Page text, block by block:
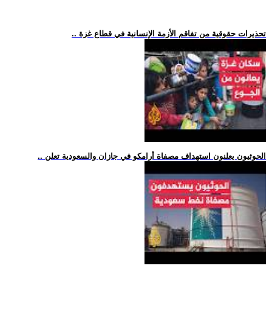
.. تحذيرات حقوقية من تفاقم الأزمة الإنسانية في قطاع غزة
.. الحوثيون يعلنون استهداف مصفاة أرامكو في جازان والسعودية تعلن